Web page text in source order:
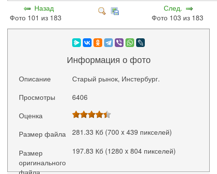
Назад
Фото 101 из 183
След.
Фото 103 из 183
Информация о фото
Описание
Старый рынок, Инстербург.
Просмотры
6406
Оценка
Размер файла
281.33 Кб (700 x 439 пикселей)
Размер
оригинального
файла
197.83 Кб (1280 x 804 пикселей)